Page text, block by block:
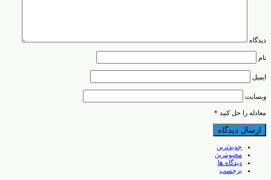
دیدگاه
نام
ایمیل
وبسایت
معادله را حل کنید *
جدیدترین
محبوبترین
دیدگاه ها
برچسب